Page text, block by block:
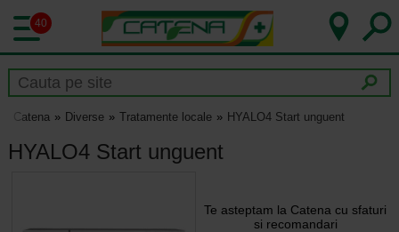
40
Catena Diverse Tratamente locale HYALO4 Start unguent
HYALO4 Start unguent
Te asteptam la Catena cu sfaturi
si recomandari